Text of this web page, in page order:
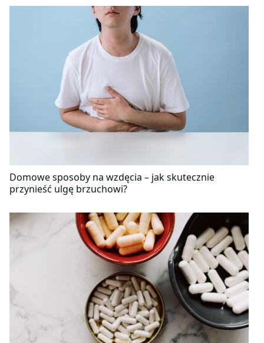
Domowe sposoby na wzdęcia – jak skutecznie
przynieść ulgę brzuchowi?